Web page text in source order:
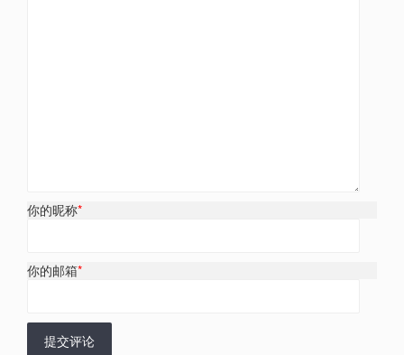
你的昵称*
你的邮箱*
提交评论